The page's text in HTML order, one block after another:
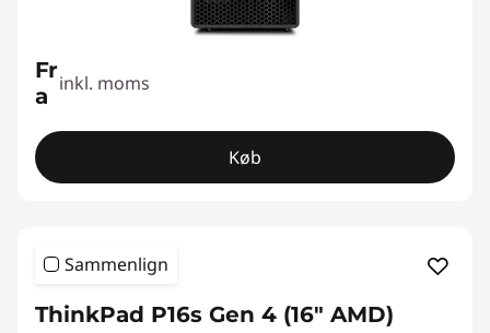
Fr
a inkl. moms
Køb
Sammenlign
ThinkPad P16s Gen 4 (16" AMD)